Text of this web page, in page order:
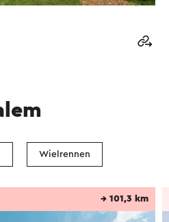
Wielrennen
→ 101,3 km